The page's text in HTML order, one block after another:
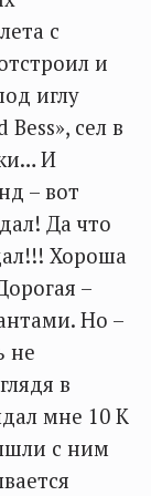
с
и
иглу
сел в
И
– вот
Да что
Хороша
–
Но –
не
в
мне 10 К
с ним